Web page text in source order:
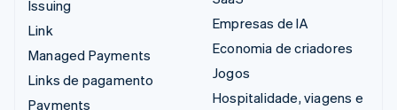
Issuing
Link
Managed Payments
Links de pagamento
Payments
Empresas de IA
Economia de criadores
Jogos
Hospitalidade, viagens e